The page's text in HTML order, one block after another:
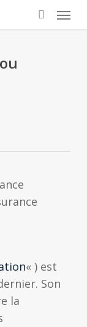
search
Menu
« ) est
Son
la